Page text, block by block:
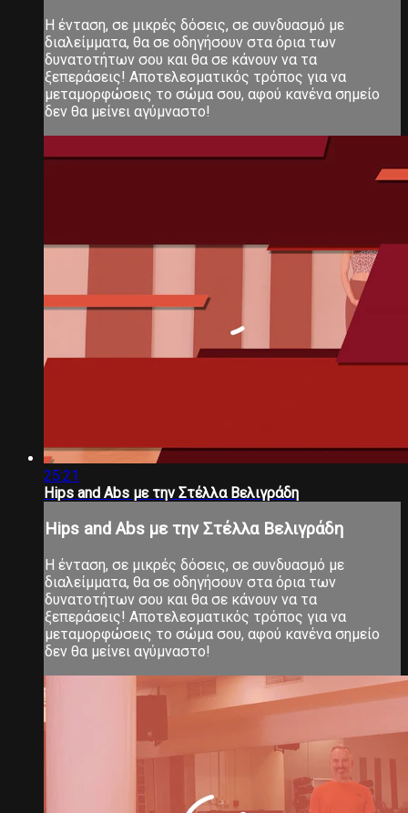
Η ένταση, σε μικρές δόσεις, σε συνδυασμό με
διαλείμματα, θα σε οδηγήσουν στα όρια των
δυνατοτήτων σου και θα σε κάνουν να τα
ξεπεράσεις! Αποτελεσματικός τρόπος για να
μεταμορφώσεις το σώμα σου, αφού κανένα σημείο
δεν θα μείνει αγύμναστο!
25:21
Hips and Abs με την Στέλλα Βελιγράδη
Hips and Abs με την Στέλλα Βελιγράδη
Η ένταση, σε μικρές δόσεις, σε συνδυασμό με
διαλείμματα, θα σε οδηγήσουν στα όρια των
δυνατοτήτων σου και θα σε κάνουν να τα
ξεπεράσεις! Αποτελεσματικός τρόπος για να
μεταμορφώσεις το σώμα σου, αφού κανένα σημείο
δεν θα μείνει αγύμναστο!